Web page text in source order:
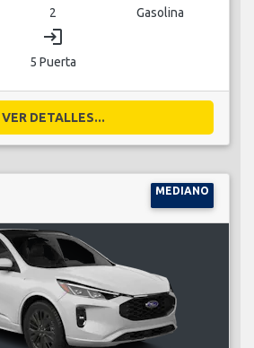
2 Gasolina
login
5 Puerta
VER DETALLES...
MEDIANO